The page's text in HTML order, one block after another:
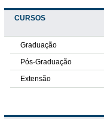
CURSOS
Graduação
Pós-Graduação
Extensão